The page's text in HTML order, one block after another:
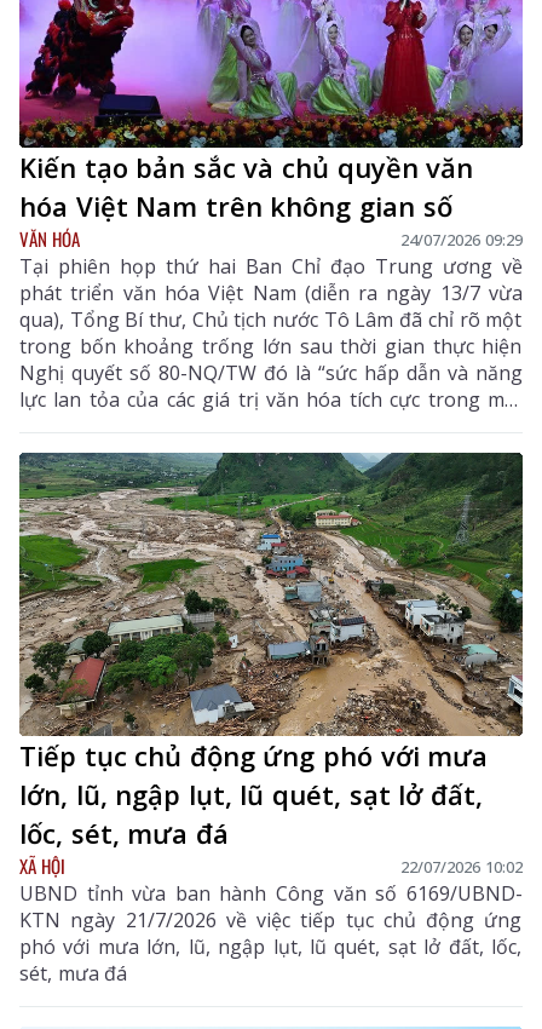
Kiến tạo bản sắc và chủ quyền văn
hóa Việt Nam trên không gian số
VĂN HÓA 24/07/2026 09:29
Tại phiên họp thứ hai Ban Chỉ đạo Trung ương về
phát triển văn hóa Việt Nam (diễn ra ngày 13/7 vừa
qua), Tổng Bí thư, Chủ tịch nước Tô Lâm đã chỉ rõ một
trong bốn khoảng trống lớn sau thời gian thực hiện
Nghị quyết số 80-NQ/TW đó là “sức hấp dẫn và năng
lực lan tỏa của các giá trị văn hóa tích cực trong môi
trường số chưa theo kịp tốc độ phát triển của các nền
tảng và nội dung số”. Đây là điểm nghẽn đang cản trở
quá trình chuyển hóa văn hóa thành nguồn lực nội
sinh, sức mạnh mềm và động lực phát triển đất nước.
Tiếp tục chủ động ứng phó với mưa
lớn, lũ, ngập lụt, lũ quét, sạt lở đất,
lốc, sét, mưa đá
XÃ HỘI 22/07/2026 10:02
UBND tỉnh vừa ban hành Công văn số 6169/UBND-
KTN ngày 21/7/2026 về việc tiếp tục chủ động ứng
phó với mưa lớn, lũ, ngập lụt, lũ quét, sạt lở đất, lốc,
sét, mưa đá